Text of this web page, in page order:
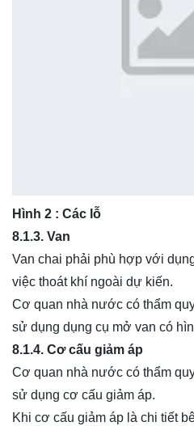
Hình 2 : Các lỗ
8.1.3. Van
Van chai phải phù hợp với
việc thoát khí ngoài dự kiến.
Cơ quan nhà nước có thẩm
sử dụng dụng cụ mở van có
8.1.4. Cơ cấu giảm áp
Cơ quan nhà nước có thẩm
sử dụng cơ cấu giảm áp.
Khi cơ cấu giảm áp là chi tiết